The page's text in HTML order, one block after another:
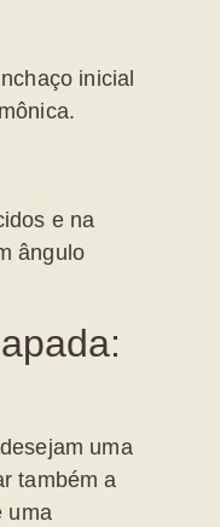
inicial
e na
ângulo
uma
também a
uma